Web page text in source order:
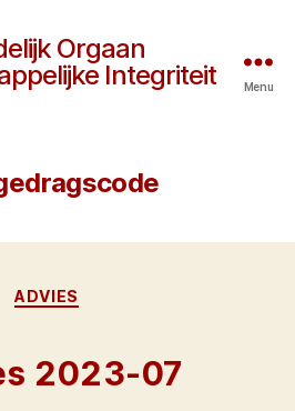
Orgaan
Integriteit
Menu
Categorieën
ADVIES
2023-07